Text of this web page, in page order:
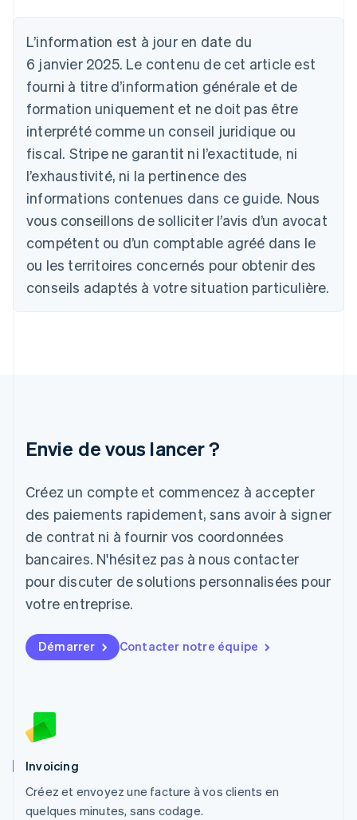
L’information est à jour en date du
6 janvier 2025. Le contenu de cet article est
fourni à titre d’information générale et de
formation uniquement et ne doit pas être
interprété comme un conseil juridique ou
fiscal. Stripe ne garantit ni l’exactitude, ni
l’exhaustivité, ni la pertinence des
informations contenues dans ce guide. Nous
vous conseillons de solliciter l’avis d’un avocat
compétent ou d’un comptable agréé dans le
ou les territoires concernés pour obtenir des
conseils adaptés à votre situation particulière.
Envie de vous lancer ?
Créez un compte et commencez à accepter
des paiements rapidement, sans avoir à signer
de contrat ni à fournir vos coordonnées
bancaires. N'hésitez pas à nous contacter
pour discuter de solutions personnalisées pour
votre entreprise.
Démarrer Contacter notre équipe
Invoicing
Créez et envoyez une facture à vos clients en
quelques minutes, sans codage.
Danemark
Émirats arabes unis
English
Espagne
Estonie
English
États-Unis
EnglishEspañol 简体中文
Finlande
EnglishSvenska
FrançaisEnglish
Gibraltar
English
Grèce
English
日本語 English
English
Liechtenstein
Deutsch English
Lituanie
English
Luxembourg
FrançaisDeutschEnglish
Malaisie
Malte
English
Mexique
English
Nouvelle-Zélande
Pays-Bas
Nederlands
Pologne
English